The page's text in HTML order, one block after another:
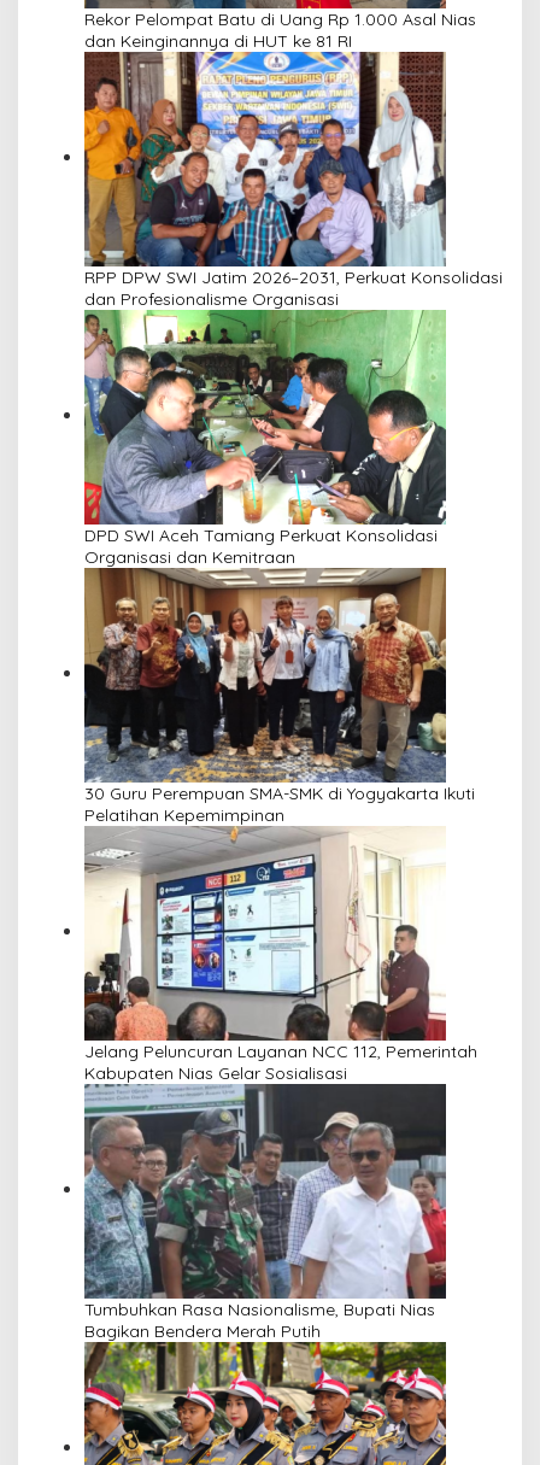
Rekor Pelompat Batu di Uang Rp 1.000 Asal Nias
dan Keinginannya di HUT ke 81 RI
RPP DPW SWI Jatim 2026–2031, Perkuat Konsolidasi
dan Profesionalisme Organisasi
DPD SWI Aceh Tamiang Perkuat Konsolidasi
Organisasi dan Kemitraan
30 Guru Perempuan SMA-SMK di Yogyakarta Ikuti
Pelatihan Kepemimpinan
Jelang Peluncuran Layanan NCC 112, Pemerintah
Kabupaten Nias Gelar Sosialisasi
Tumbuhkan Rasa Nasionalisme, Bupati Nias
Bagikan Bendera Merah Putih